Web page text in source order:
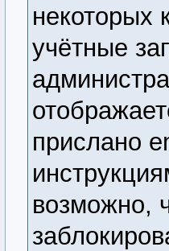
некоторых
учётные
прислано
возможно,